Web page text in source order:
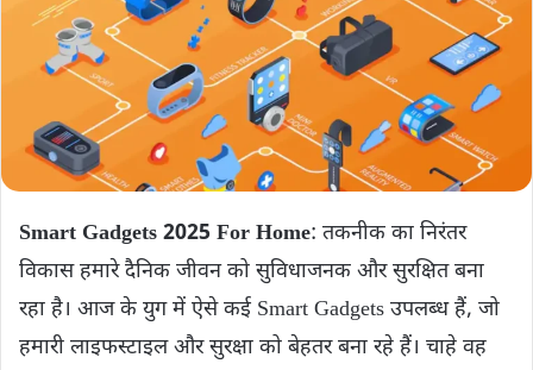
Smart Gadgets 2025 For Home: तकनीक का निरंतर
विकास हमारे दैनिक जीवन को सुविधाजनक और सुरक्षित बना
रहा है। आज के युग में ऐसे कई Smart Gadgets उपलब्ध हैं, जो
हमारी लाइफस्टाइल और सुरक्षा को बेहतर बना रहे हैं। चाहे वह